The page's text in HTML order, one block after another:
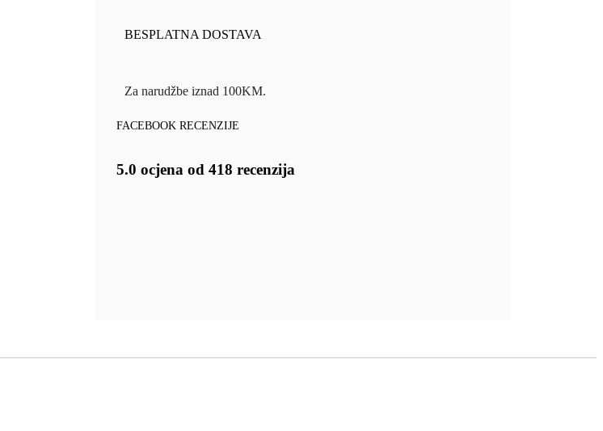
BESPLATNA DOSTAVA
Za narudžbe iznad 100KM.
FACEBOOK RECENZIJE
5.0 ocjena od 418 recenzija